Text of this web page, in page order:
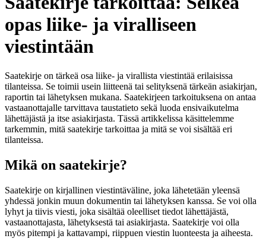
opas liike- ja viralliseen
viestintään
Saatekirje on tärkeä osa liike- ja virallista viestintää erilaisissa
tilanteissa. Se toimii usein liitteenä tai selityksenä tärkeän asiakirjan,
raportin tai lähetyksen mukana. Saatekirjeen tarkoituksena on antaa
vastaanottajalle tarvittava taustatieto sekä luoda ensivaikutelma
lähettäjästä ja itse asiakirjasta. Tässä artikkelissa käsittelemme
tarkemmin, mitä saatekirje tarkoittaa ja mitä se voi sisältää eri
tilanteissa.
Mikä on saatekirje?
Saatekirje on kirjallinen viestintäväline, joka lähetetään yleensä
yhdessä jonkin muun dokumentin tai lähetyksen kanssa. Se voi olla
lyhyt ja tiivis viesti, joka sisältää oleelliset tiedot lähettäjästä,
vastaanottajasta, lähetyksestä tai asiakirjasta. Saatekirje voi olla
myös pitempi ja kattavampi, riippuen viestin luonteesta ja aiheesta.